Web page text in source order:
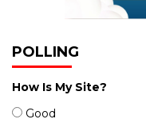
POLLING
How Is My Site?
Good